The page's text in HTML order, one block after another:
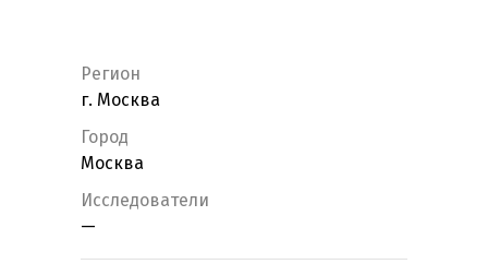
Регион
г. Москва
Город
Москва
Исследователи
—